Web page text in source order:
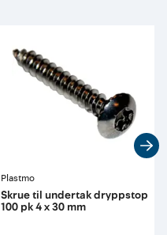
Plastmo
Skrue til undertak dryppstop
100 pk 4 x 30 mm